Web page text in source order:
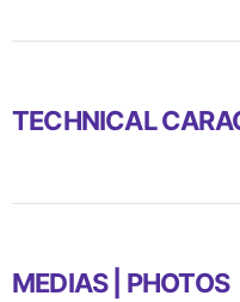
TECHNICAL
MEDIAS | PHOTOS